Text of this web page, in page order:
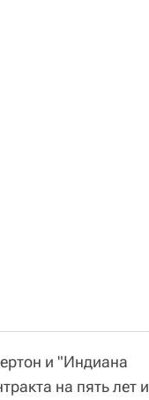
и "Индиана
на пять лет и